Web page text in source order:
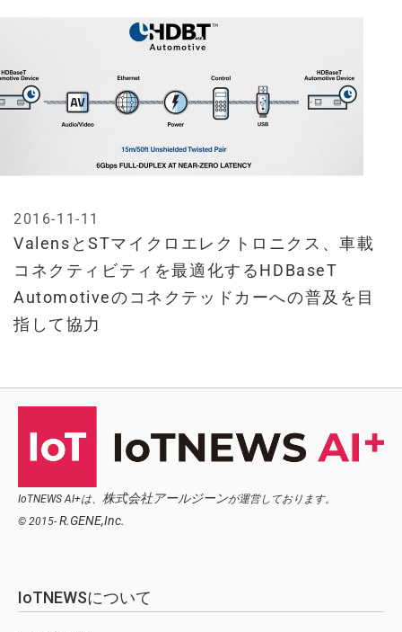
ValensとSTマイクロエレクトロニクス、車載
コネクティビティを最適化するHDBaseT
Automotiveのコネクテッドカーへの普及を目
指して協力
2016-11-11
IoTNEWS AI+は、 株式会社アールジーンが運営しております。
© 2015- R.GENE,Inc.
IoTNEWSについて